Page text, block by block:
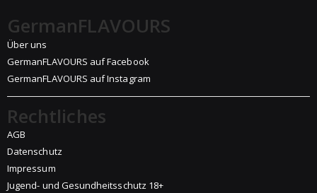
GermanFLAVOURS
Über uns
GermanFLAVOURS auf Facebook
GermanFLAVOURS auf Instagram
Rechtliches
AGB
Datenschutz
Impressum
Jugend- und Gesundheitsschutz 18+